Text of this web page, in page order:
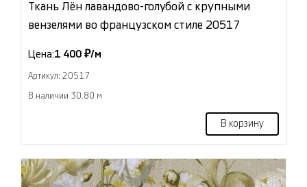
Ткань Лён лавандово-голубой с крупными
вензелями во французском стиле 20517
Цена:1 400 ₽/м
Артикул: 20517
В наличии 30.80 м
В корзину